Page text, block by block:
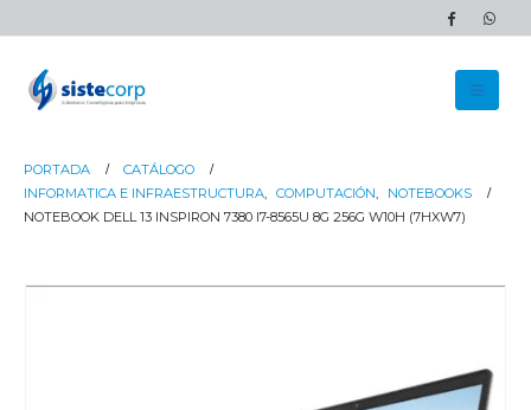
PORTADA
CATÁLOGO
INFORMATICA E INFRAESTRUCTURA, COMPUTACIÓN,
NOTEBOOKS
NOTEBOOK DELL 13 INSPIRON 7380 I7-8565U 8G 256G W10H (7HXW7)